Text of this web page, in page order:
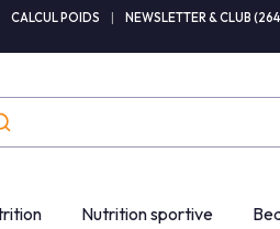
CALCUL POIDS NEWSLETTER & CLUB
Nutrition sportive